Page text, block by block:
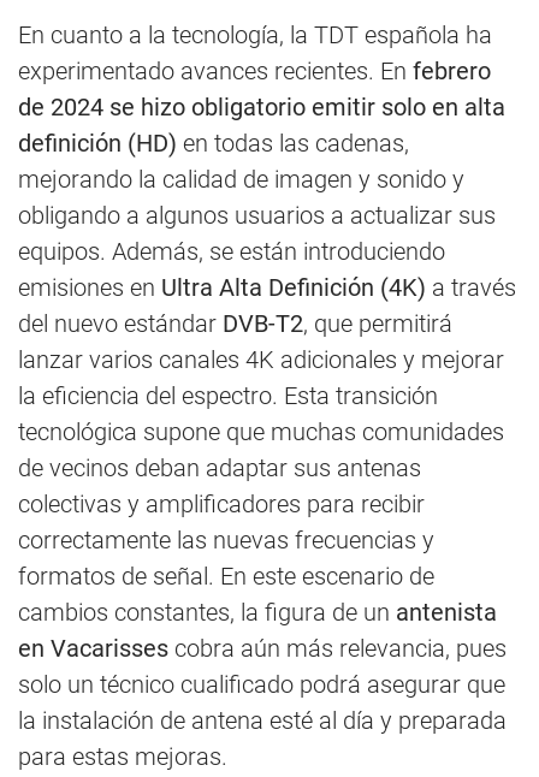
En cuanto a la tecnología, la TDT española ha
experimentado avances recientes. En febrero
de 2024 se hizo obligatorio emitir solo en alta
definición (HD) en todas las cadenas,
mejorando la calidad de imagen y sonido y
obligando a algunos usuarios a actualizar sus
equipos. Además, se están introduciendo
emisiones en Ultra Alta Definición (4K) a través
del nuevo estándar DVB-T2, que permitirá
lanzar varios canales 4K adicionales y mejorar
la eficiencia del espectro. Esta transición
tecnológica supone que muchas comunidades
de vecinos deban adaptar sus antenas
colectivas y amplificadores para recibir
correctamente las nuevas frecuencias y
formatos de señal. En este escenario de
cambios constantes, la figura de un antenista
en Vacarisses cobra aún más relevancia, pues
solo un técnico cualificado podrá asegurar que
la instalación de antena esté al día y preparada
para estas mejoras.